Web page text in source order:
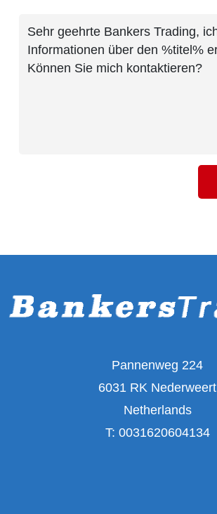
Pannenweg 224
6031 RK Nederweert
Netherlands
T: 0031620604134